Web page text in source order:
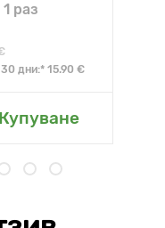
1 раз
дни:* 15.90 €
Купуване